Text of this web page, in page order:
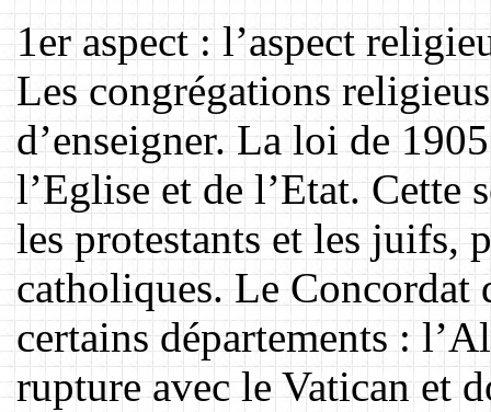
1er aspect : l’aspect
Les congrégations
d’enseigner. La loi de
l’Eglise et de l’Etat. Cette
les protestants et les juifs,
catholiques. Le Concordat
certains départements :
rupture avec le Vatican et